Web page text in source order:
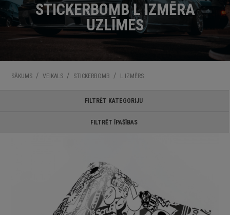
STICKERBOMB L IZMĒRA
UZLĪMES
SĀKUMS / VEIKALS / STICKERBOMB / L IZMĒRS
FILTRĒT KATEGORIJU
FILTRĒT ĪPAŠĪBAS